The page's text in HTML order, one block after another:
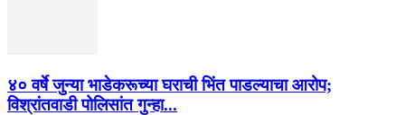
४० वर्षे जुन्या भाडेकरूच्या घराची भिंत पाडल्याचा आरोप;
विश्रांतवाडी पोलिसांत गुन्हा...